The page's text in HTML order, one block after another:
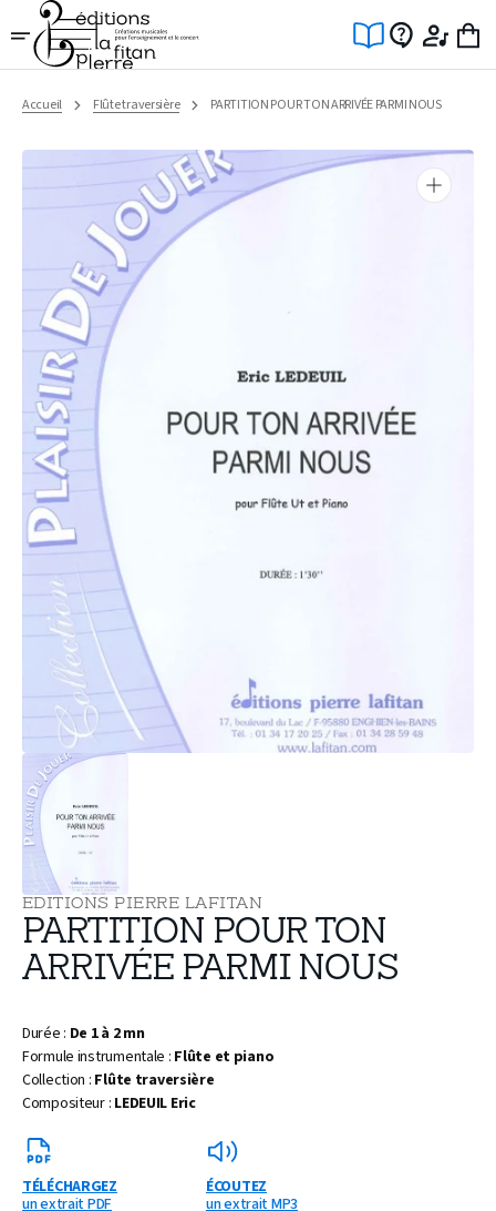
Ignorer
et
passer
au
Accueil Flûte traversière PARTITION POUR TON ARRIVÉE PARMI NOUS
Ouvrir
1
supports
vue
EDITIONS PIERRE LAFITAN
PARTITION POUR TON
ARRIVÉE PARMI NOUS
Durée : De 1 à 2 mn
Formule instrumentale : Flûte et piano
Collection : Flûte traversière
Compositeur : LEDEUIL Eric
TÉLÉCHARGEZ
un extrait PDF
ÉCOUTEZ
un extrait MP3